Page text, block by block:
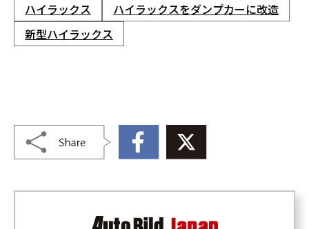
ハイラックス
ハイラックスをダンプカーに改造
新型ハイラックス